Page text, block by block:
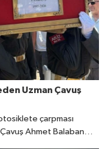
Uzman Çavuş
çarpması
Ahmet Balaban